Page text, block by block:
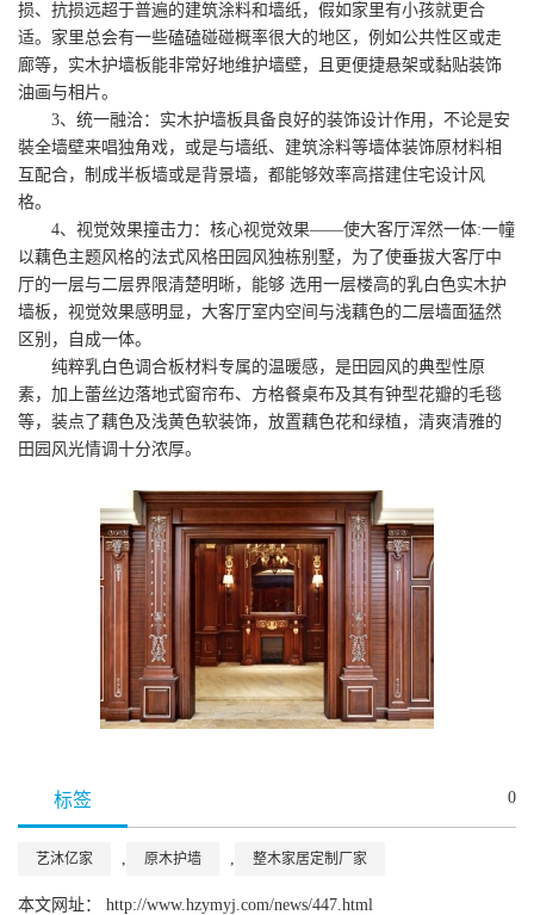
损、抗损远超于普遍的建筑涂料和墙纸，假如家里有小孩就更合
适。家里总会有一些磕磕碰碰概率很大的地区，例如公共性区或走
廊等，实木护墙板能非常好地维护墙壁，且更便捷悬架或黏贴装饰
油画与相片。
3、统一融洽：实木护墙板具备良好的装饰设计作用，不论是安
裝全墙壁来唱独角戏，或是与墙纸、建筑涂料等墙体装饰原材料相
互配合，制成半板墙或是背景墙，都能够效率高搭建住宅设计风
格。
4、视觉效果撞击力：核心视觉效果——使大客厅浑然一体:一幢
以藕色主题风格的法式风格田园风独栋别墅，为了使垂拔大客厅中
厅的一层与二层界限清楚明晰，能够 选用一层楼高的乳白色实木护
墙板，视觉效果感明显，大客厅室内空间与浅藕色的二层墙面猛然
区别，自成一体。
纯粹乳白色调合板材料专属的温暖感，是田园风的典型性原
素，加上蕾丝边落地式窗帘布、方格餐桌布及其有钟型花瓣的毛毯
等，装点了藕色及浅黄色软装饰，放置藕色花和绿植，清爽清雅的
田园风光情调十分浓厚。
标签 0
艺沐亿家 , 原木护墙 , 整木家居定制厂家
本文网址： http://www.hzymyj.com/news/447.html